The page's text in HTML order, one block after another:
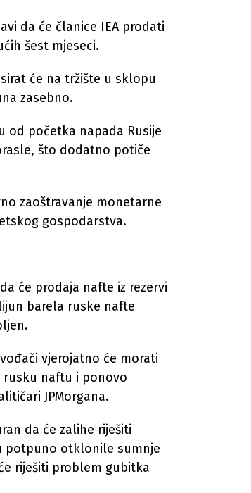
da će članice IEA prodati
šest mjeseci.
će na tržište u sklopu
zasebno.
od početka napada Rusije
što dodatno potiče
zaoštravanje monetarne
gospodarstva.
će prodaja nafte iz rezervi
barela ruske nafte
vjerojatno će morati
naftu i ponovo
JPMorgana.
da će zalihe riješiti
potpuno otklonile sumnje
riješiti problem gubitka